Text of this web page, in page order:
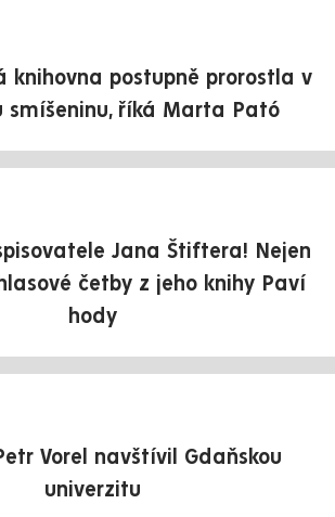
knihovna postupně prorostla v
smíšeninu, říká Marta Pató
Jana Štiftera! Nejen
četby z jeho knihy Paví
hody
Vorel navštívil Gdaňskou
univerzitu